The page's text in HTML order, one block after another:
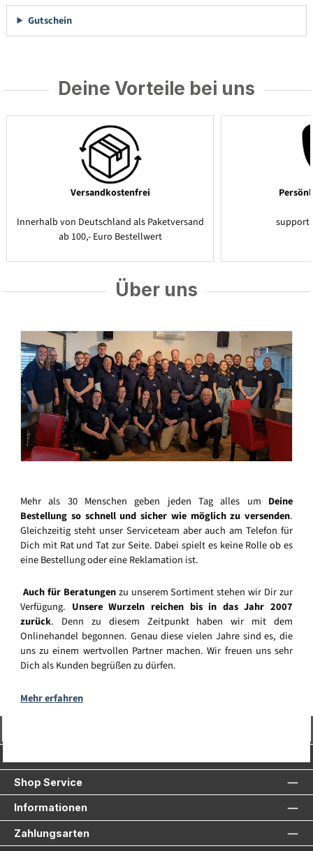
Gutschein
Deine Vorteile bei uns
Versandkostenfrei
Innerhalb von Deutschland als Paketversand
ab 100,- Euro Bestellwert
Über uns
Mehr als 30 Menschen geben jeden Tag alles um Deine
Bestellung so schnell und sicher wie möglich zu versenden.
Gleichzeitig steht unser Serviceteam aber auch am Telefon für
Dich mit Rat und Tat zur Seite. Dabei spielt es keine Rolle ob es
eine Bestellung oder eine Reklamation ist.
Auch für Beratungenzu unserem Sortiment stehen wir Dir zur
Verfügung. Unsere Wurzeln reichen bis in das Jahr 2007
zurück. Denn zu diesem Zeitpunkt haben wir mit dem
Onlinehandel begonnen. Genau diese vielen Jahre sind es, die
uns zu einem wertvollen Partner machen. Wir freuen uns sehr
Dich als Kunden begrüßen zu dürfen.
Mehr erfahren
Shop Service
Informationen
Zahlungsarten